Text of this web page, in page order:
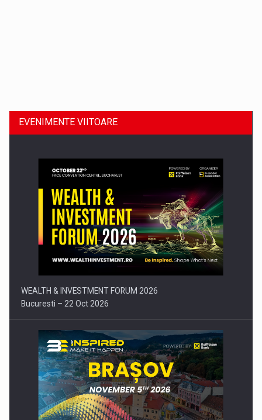
Comunicat de presa: Joburile part-time reincep sa intre pe…
EVENIMENTE VIITOARE
WEALTH & INVESTMENT FORUM 2026
Bucuresti – 22 Oct 2026